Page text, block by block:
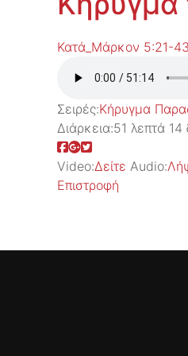
Κατά_Μάρκον 5:21-43
Σειρές:Kήρυγμα
Διάρκεια:51 λεπτά 14
Video:Δείτε Audio:
Επιστροφή